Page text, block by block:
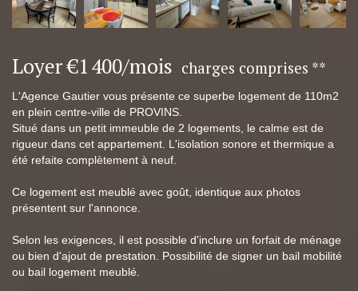
Loyer €1 400/mois charges comprises **
L'Agence Gautier vous présente ce superbe logement de 110m2
en plein centre-ville de PROVINS.
Situé dans un petit immeuble de 2 logements, le calme est de
rigueur dans cet appartement. L'isolation sonore et thermique a
été refaite complètement à neuf.
Ce logement est meublé avec goût, identique aux photos
présentent sur l'annonce.
Selon les exigences, il est possible d'inclure un forfait de ménage
ou bien d'ajout de prestation. Possibilité de signer un bail mobilité
ou bail logement meublé.